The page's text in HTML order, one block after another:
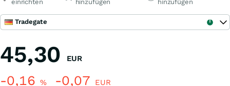
einrichten
hinzufügen
hinzufügen
Tradegate
45,30 EUR
-0,16 % -0,07 EUR